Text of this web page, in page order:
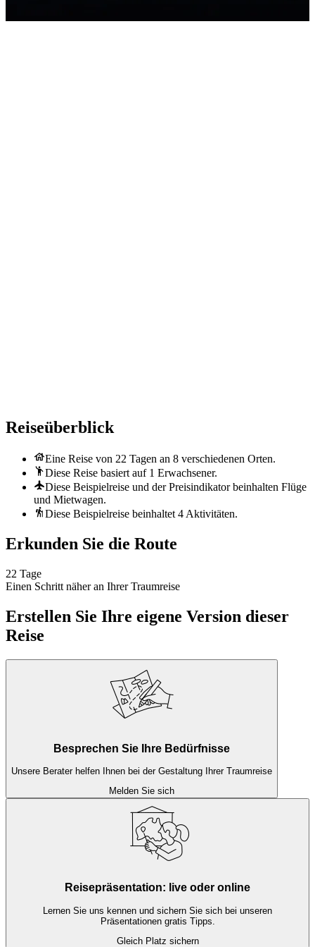
Reiseüberblick
Eine Reise von 22 Tagen an 8 verschiedenen Orten.
Diese Reise basiert auf 1 Erwachsener.
Diese Beispielreise und der Preisindikator beinhalten Flüge
und Mietwagen.
Diese Beispielreise beinhaltet 4 Aktivitäten.
Erkunden Sie die Route
22 Tage
Einen Schritt näher an Ihrer Traumreise
Erstellen Sie Ihre eigene Version dieser
Reise
Besprechen Sie Ihre Bedürfnisse
Unsere Berater helfen Ihnen bei der Gestaltung Ihrer Traumreise
Melden Sie sich
Reisepräsentation: live oder online
Lernen Sie uns kennen und sichern Sie sich bei unseren
Präsentationen gratis Tipps.
Gleich Platz sichern